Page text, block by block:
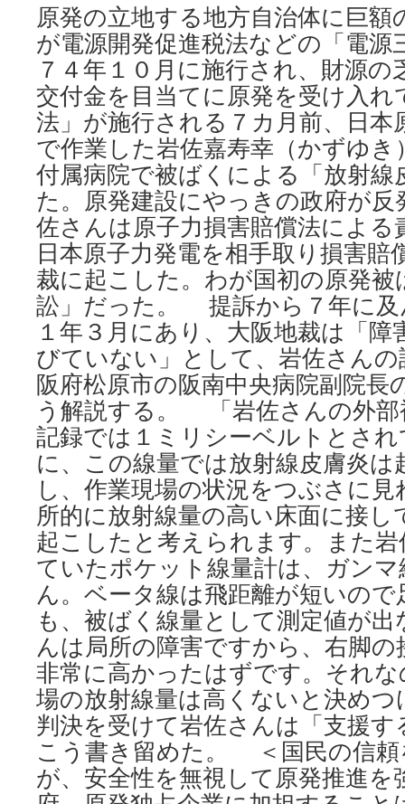
原発の立地する地方自治体に巨額
が電源開発促進税法などの「電源
７４年１０月に施行され、財源
交付金を目当てに原発を受け入れ
法」が施行される７カ月前、日本
で作業した岩佐嘉寿幸（かずゆ
付属病院で被ばくによる「放射線
た。原発建設にやっきの政府が
佐さんは原子力損害賠償法による
日本原子力発電を相手取り損害賠
裁に起こした。わが国初の原発被
訟」だった。 提訴から７年に及
１年３月にあり、大阪地裁は「
びていない」として、岩佐さん
阪府松原市の阪南中央病院副院長
う解説する。 「岩佐さんの外部
記録では１ミリシーベルトとさ
に、この線量では放射線皮膚炎
し、作業現場の状況をつぶさに
所的に放射線量の高い床面に接
起こしたと考えられます。また
ていたポケット線量計は、ガン
ん。ベータ線は飛距離が短いの
も、被ばく線量として測定値が
んは局所の障害ですから、右脚
非常に高かったはずです。それ
場の放射線量は高くないと決め
判決を受けて岩佐さんは「支援
こう書き留めた。 ＜国民の信頼
が、安全性を無視して原発推進を